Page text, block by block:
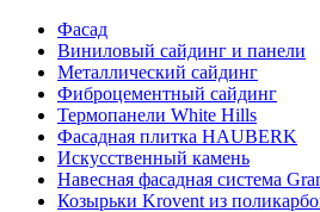
Фасад
Виниловый сайдинг и панели
Металлический сайдинг
Фиброцементный сайдинг
Термопанели White Hills
Фасадная плитка HAUBERK
Искусственный камень
Навесная фасадная система
Козырьки Krovent из